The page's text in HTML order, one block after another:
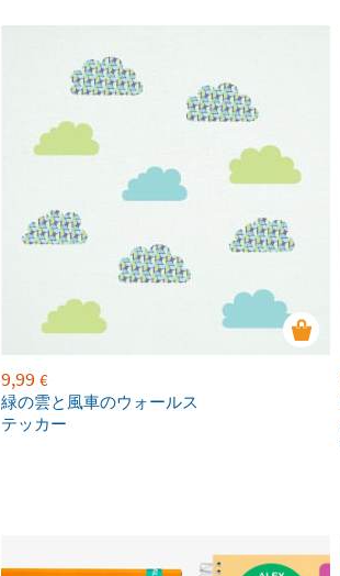
9,99 €
緑の雲と風車のウォールス
テッカー